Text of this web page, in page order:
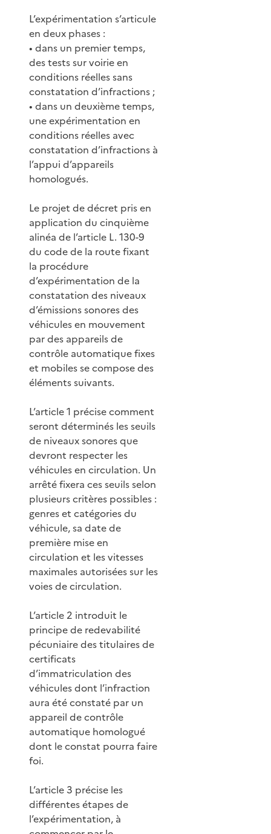
L’expérimentation s’articule
en deux phases :
• dans un premier temps,
des tests sur voirie en
conditions réelles sans
constatation d’infractions ;
• dans un deuxième temps,
une expérimentation en
conditions réelles avec
constatation d’infractions à
l’appui d’appareils
homologués.
Le projet de décret pris en
application du cinquième
alinéa de l’article L. 130-9
du code de la route fixant
la procédure
d’expérimentation de la
constatation des niveaux
d’émissions sonores des
véhicules en mouvement
par des appareils de
contrôle automatique fixes
et mobiles se compose des
éléments suivants.
L’article 1 précise comment
seront déterminés les seuils
de niveaux sonores que
devront respecter les
véhicules en circulation. Un
arrêté fixera ces seuils selon
plusieurs critères possibles :
genres et catégories du
véhicule, sa date de
première mise en
circulation et les vitesses
maximales autorisées sur les
voies de circulation.
L’article 2 introduit le
principe de redevabilité
pécuniaire des titulaires de
certificats
d’immatriculation des
véhicules dont l’infraction
aura été constaté par un
appareil de contrôle
automatique homologué
dont le constat pourra faire
foi.
L’article 3 précise les
différentes étapes de
l’expérimentation, à